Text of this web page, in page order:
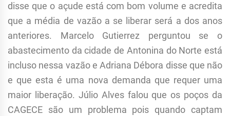
disse que o açude está com bom volume e acredita
que a média de vazão a se liberar será a dos anos
anteriores. Marcelo Gutierrez perguntou se o
abastecimento da cidade de Antonina do Norte está
incluso nessa vazão e Adriana Débora disse que não
e que esta é uma nova demanda que requer uma
maior liberação. Júlio Alves falou que os poços da
CAGECE são um problema pois quando captam